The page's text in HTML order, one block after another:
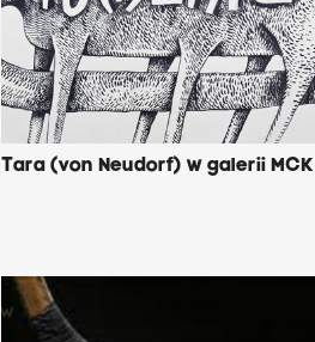
Tara (von Neudorf) w galerii MCK